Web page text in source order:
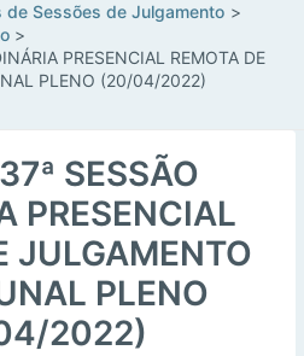
de Sessões de Julgamento
PRESENCIAL REMOTA DE
PLENO (20/04/2022)
SESSÃO
PRESENCIAL
JULGAMENTO
PLENO
2022)